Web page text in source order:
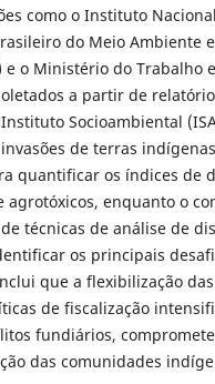
como o Instituto
do Meio Ambiente
e o Ministério do Trabalho
a partir de
Socioambiental
de terras
quantificar os índices de
agrotóxicos, enquanto o
técnicas de análise de
os principais
que a flexibilização
de fiscalização
fundiários,
das comunidades